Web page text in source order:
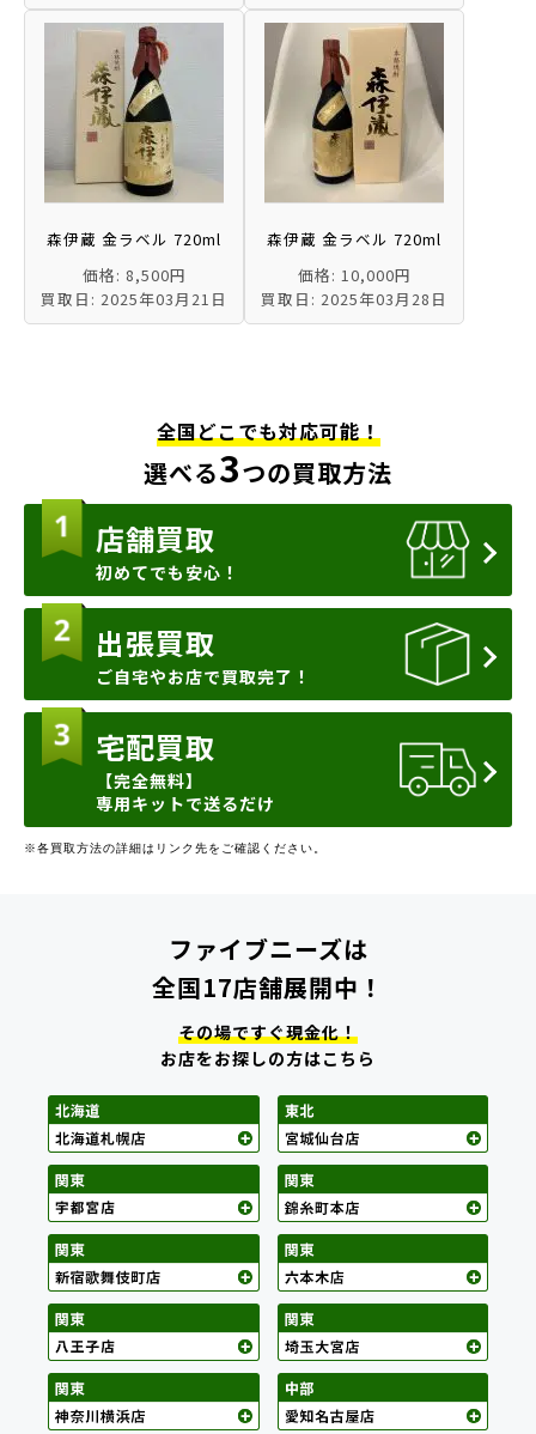
森伊蔵 金ラベル 720ml
価格: 8,500円
買取日: 2025年03月21日
森伊蔵 金ラベル 720ml
価格: 10,000円
買取日: 2025年03月28日
全国どこでも対応可能！
選べる3つの買取方法
店舗買取
初めてでも安心！
出張買取
ご自宅やお店で買取完了！
宅配買取
【完全無料】
専用キットで送るだけ
※各買取方法の詳細はリンク先をご確認ください。
ファイブニーズは
全国17店舗展開中！
その場ですぐ現金化！
お店をお探しの方はこちら